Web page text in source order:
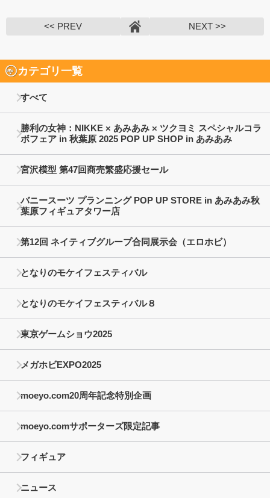
<< PREV NEXT >>
カテゴリ一覧
すべて
勝利の女神：NIKKE × あみあみ × ツクヨミ スペシャルコラ
ボフェア in 秋葉原 2025 POP UP SHOP in あみあみ
宮沢模型 第47回商売繁盛応援セール
バニースーツ プランニング POP UP STORE in あみあみ秋
葉原フィギュアタワー店
第12回 ネイティブグループ合同展示会（エロホビ）
となりのモケイフェスティバル
となりのモケイフェスティバル８
東京ゲームショウ2025
メガホビEXPO2025
moeyo.com20周年記念特別企画
moeyo.comサポーターズ限定記事
フィギュア
ニュース